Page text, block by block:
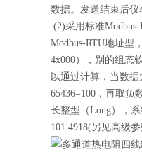
数据。发送结束后
(2)采用标准
Modbus-RTU地址型
4x000），别的组态
以通过计算，当数据
65436=100，再取负
长整型（Long），
101.4918(另见高级